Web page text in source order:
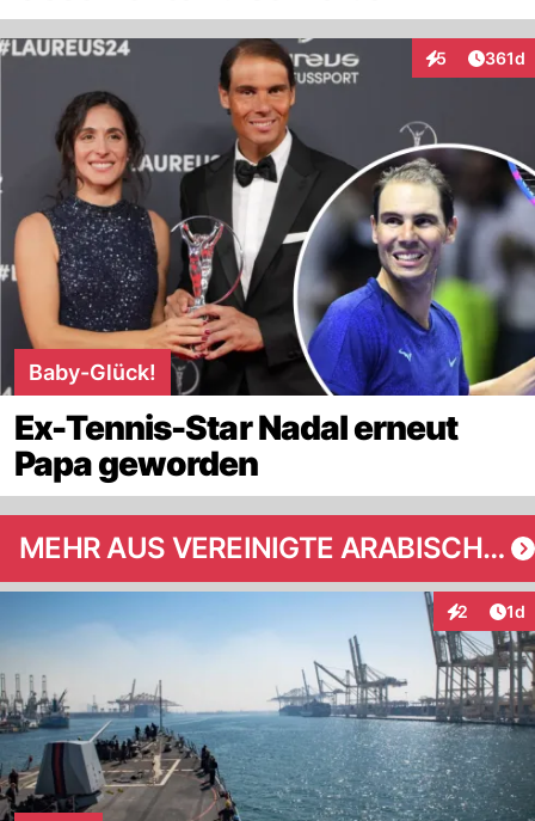
5
Interaktionen
361d
Baby-Glück!
Ex-Tennis-Star Nadal erneut
Papa geworden
MEHR AUS VEREINIGTE ARABISCHE EMIRATE
2 1d